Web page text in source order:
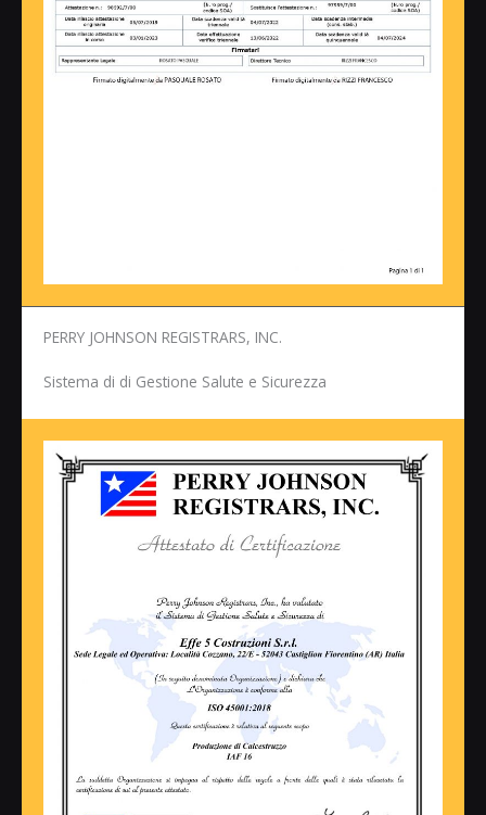
PERRY JOHNSON REGISTRARS, INC.
Sistema di di Gestione Salute e Sicurezza